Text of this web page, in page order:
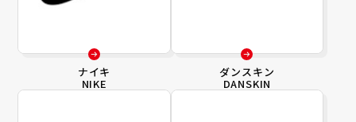
ナイキ
NIKE
ダンスキン
DANSKIN